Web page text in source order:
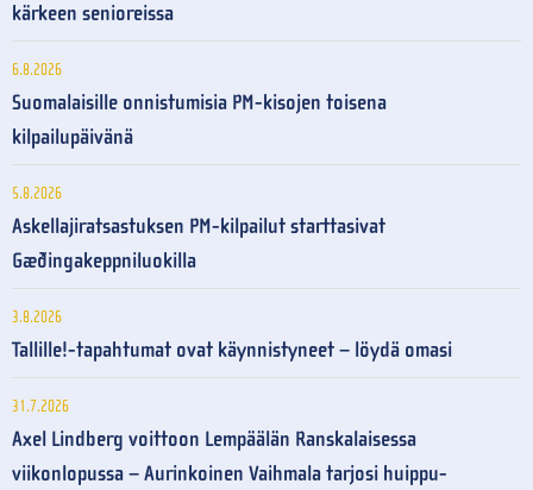
kärkeen senioreissa
6.8.2026
Suomalaisille onnistumisia PM-kisojen toisena
kilpailupäivänä
5.8.2026
Askellajiratsastuksen PM-kilpailut starttasivat
Gæðingakeppniluokilla
3.8.2026
Tallille!-tapahtumat ovat käynnistyneet – löydä omasi
31.7.2026
Axel Lindberg voittoon Lempäälän Ranskalaisessa
viikonlopussa – Aurinkoinen Vaihmala tarjosi huippu-